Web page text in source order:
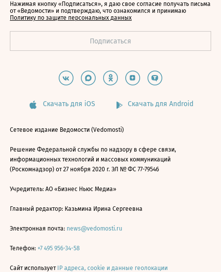
Нажимая кнопку «Подписаться», я даю свое согласие получать письма
от «Ведомости» и подтверждаю, что ознакомился и принимаю
Политику по защите персональных данных
Скачать для iOS Скачать для Android
Сетевое издание Ведомости (Vedomosti)
Решение Федеральной службы по надзору в сфере связи,
информационных технологий и массовых коммуникаций
(Роскомнадзор) от 27 ноября 2020 г. ЭЛ № ФС 77-79546
Учредитель: АО «Бизнес Ньюс Медиа»
Главный редактор: Казьмина Ирина Сергеевна
Электронная почта: news@vedomosti.ru
Телефон: +7 495 956-34-58
Сайт использует IP адреса, cookie и данные геолокации